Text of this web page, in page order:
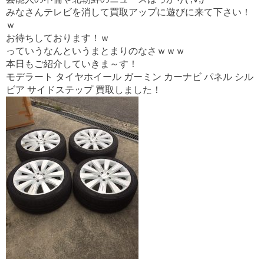
k
みなさんテレビを消して買取アップに遊びに来て下さい！
ｗ
お待ちしております！ｗ
っていうなんというまとまりのなさｗｗｗ
本日もご紹介していきま～す！
モデラート タイヤホイール ガーミン カーナビ パネル シル
ビア サイドステップ 買取しました！